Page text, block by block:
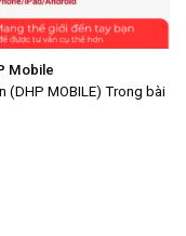
Mobile
(DHP MOBILE) Trong bài